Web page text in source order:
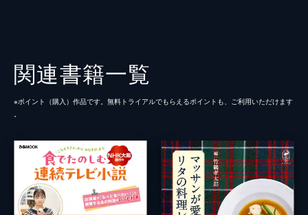
関連書籍一覧
※ポイント（購⼊）作品です。無料トライアルでもらえるポイントも、ご利⽤いただけます